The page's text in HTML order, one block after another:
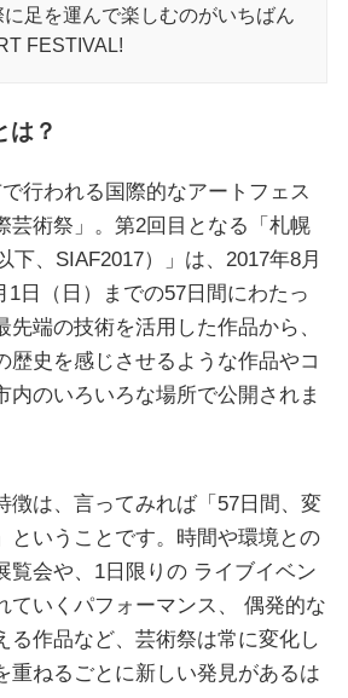
足を運んで楽しむのがいちばん
FESTIVAL!
は？
行われる国際的なアートフェス
芸術祭」。第2回目となる「札幌
下、SIAF2017）」は、2017年8月
1日（日）までの57日間にわたっ
先端の技術を活用した作品から、
歴史を感じさせるような作品やコ
内のいろいろな場所で公開されま
徴は、言ってみれば「57日間、変
ということです。時間や環境との
覧会や、1日限りの ライブイベン
ていくパフォーマンス、 偶発的な
る作品など、芸術祭は常に変化し
重ねるごとに新しい発見があるは